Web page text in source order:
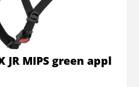
JR MIPS green appl